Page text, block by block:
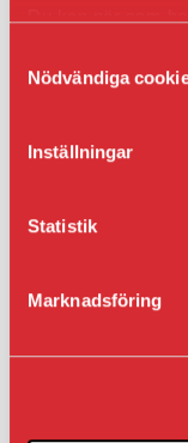
i webbläsaren.
Nödvändiga
Inställningar
Statistik
Marknadsföring
årligen med 2,5